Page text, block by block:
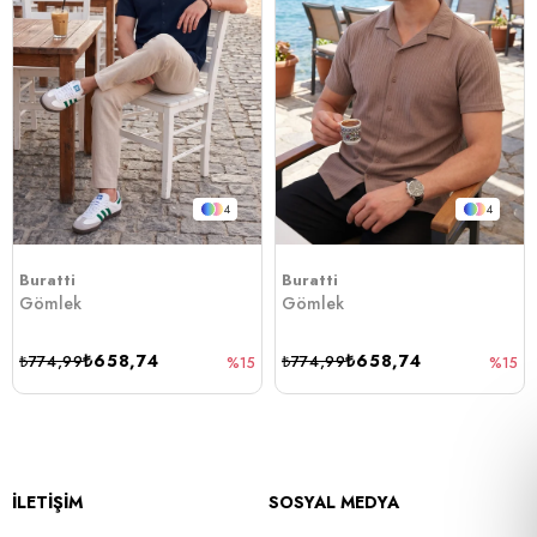
4
Buratti
Gömlek
₺658,74
₺774,99 %15
4
Buratti
Gömlek
₺658,74
₺774,99 %15
İLETİŞİM SOSYAL MEDYA